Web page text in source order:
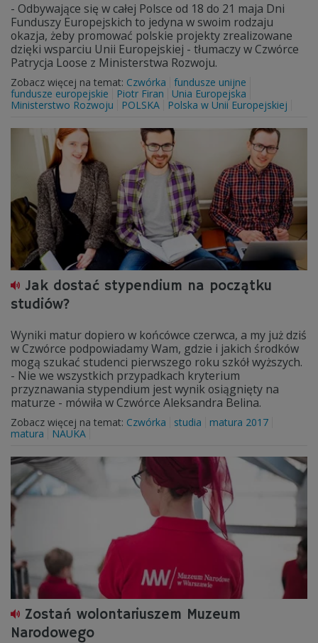
- Odbywające się w całej Polsce od 18 do 21 maja Dni
Funduszy Europejskich to jedyna w swoim rodzaju
okazja, żeby promować polskie projekty zrealizowane
dzięki wsparciu Unii Europejskiej - tłumaczy w Czwórce
Patrycja Loose z Ministerstwa Rozwoju.
Zobacz więcej na temat: Czwórka
fundusze unijne
fundusze europejskie
Piotr Firan
Unia Europejska
Ministerstwo Rozwoju
POLSKA Polska w Unii Europejskiej
Jak dostać stypendium na początku
studiów?
Wyniki matur dopiero w końcówce czerwca, a my już dziś
w Czwórce podpowiadamy Wam, gdzie i jakich środków
mogą szukać studenci pierwszego roku szkół wyższych.
- Nie we wszystkich przypadkach kryterium
przyznawania stypendium jest wynik osiągnięty na
maturze - mówiła w Czwórce Aleksandra Belina.
Zobacz więcej na temat: Czwórka studia
matura 2017
matura
NAUKA
Zostań wolontariuszem Muzeum
Narodowego